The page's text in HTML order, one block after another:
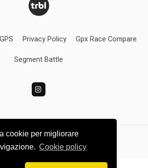
cookie per migliorare
Cookie policy
Privacy Policy Gpx Race Compare
Segment Battle
Turbolince.com